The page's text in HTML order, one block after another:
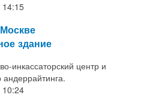
14:15
здание
инкассаторский центр и
10:24